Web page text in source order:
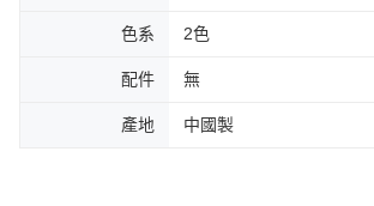
色系 2色
配件 無
產地 中國製